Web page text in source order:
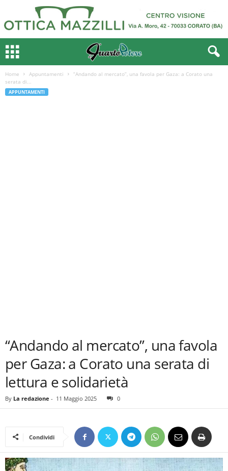
Home Appuntamenti
“Andando al mercato”, una favola per Gaza: a Corato una
serata di...
APPUNTAMENTI
“Andando al mercato”, una favola
per Gaza: a Corato una serata di
lettura e solidarietà
By La redazione - 11 Maggio 2025 0
Condividi